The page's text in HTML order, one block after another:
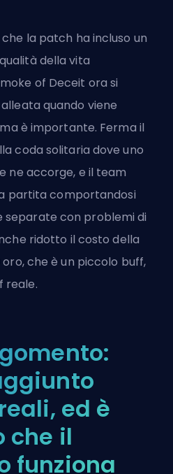
la patch ha incluso un
della vita
of Deceit ora si
quando viene
è importante. Ferma il
coda solitaria dove uno
ne accorge, e il team
partita comportandosi
separate con problemi di
ridotto il costo della
che è un piccolo buff,
reale.
ed è
che il
funziona